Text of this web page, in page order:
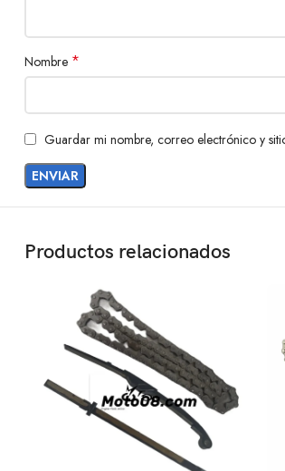
Nombre *
Guardar mi nombre, correo electrónico y
Productos relacionados